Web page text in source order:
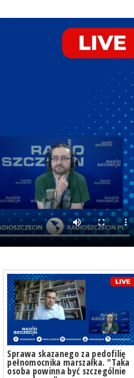
Sprawa skazanego za pedofilię
pełnomocnika marszałka. "Taka
osoba powinna być szczególnie